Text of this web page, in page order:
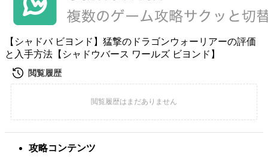
【シャドバ ビヨンド】猛撃のドラゴンウォーリアーの評価
と入手方法【シャドウバース ワールズ ビヨンド】
攻略コンテンツ